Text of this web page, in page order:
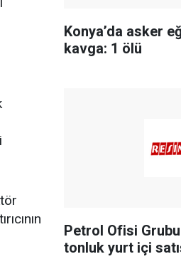
Konya’da asker
kavga: 1 ölü
Petrol Ofisi
tonluk yurt içi